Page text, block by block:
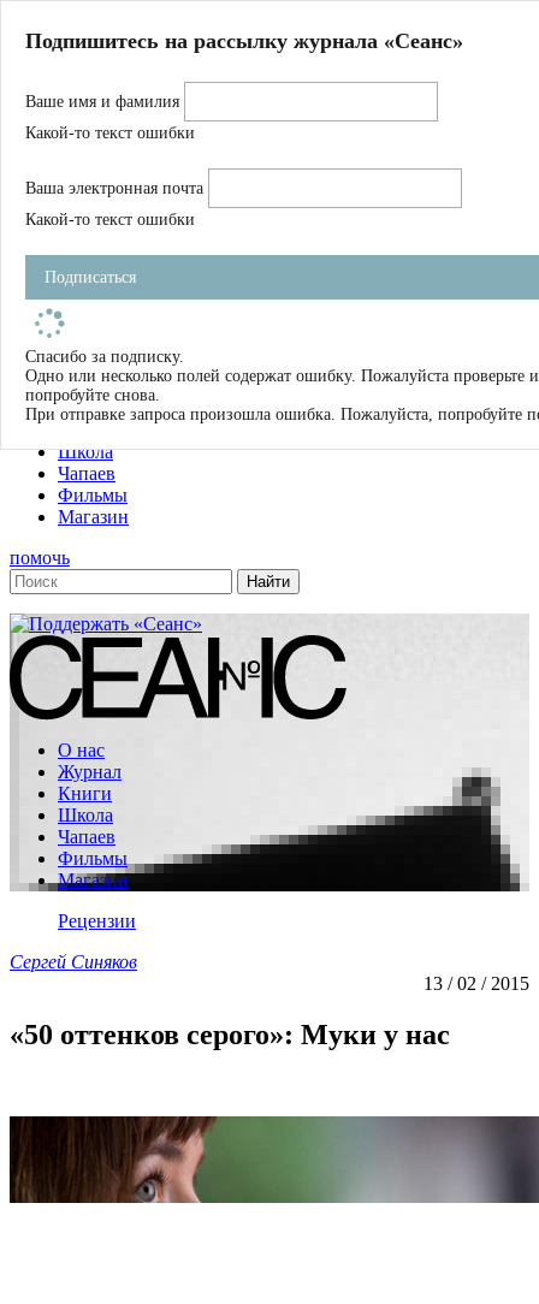
Магазин
Журнал
Школа
Устав
Фильмы
Имена
Тэги
О нас
Журнал
Книги
Школа
Чапаев
Фильмы
Магазин
помочь
О нас
Журнал
Книги
Школа
Чапаев
Фильмы
Магазин
Рецензии
Сергей Синяков
13 / 02 / 2015
«50 оттенков серого»: Муки у нас
Подпишитесь на рассылку журнала «Сеанс»
Ваше имя и фамилия
Какой-то текст ошибки
Ваша электронная почта
Какой-то текст ошибки
Подписаться
Спасибо за подписку.
Одно или несколько полей содержат ошибку. Пожалуйста проверьте и
попробуйте снова.
При отправке запроса произошла ошибка. Пожалуйста, попробуйте